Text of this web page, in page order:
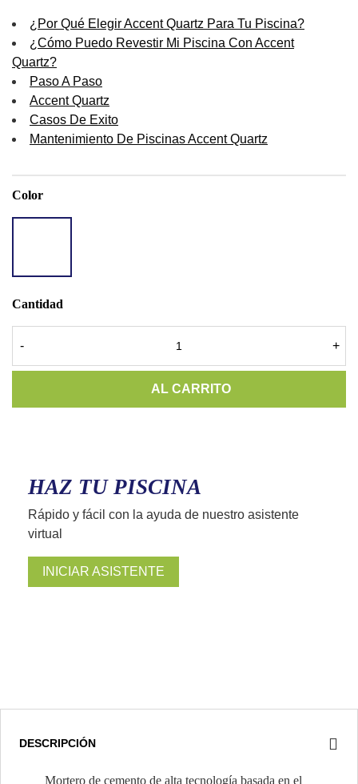
¿Por Qué Elegir Accent Quartz Para Tu Piscina?
¿Cómo Puedo Revestir Mi Piscina Con Accent
Quartz?
Paso A Paso
Accent Quartz
Casos De Exito
Mantenimiento De Piscinas Accent Quartz
Color
Cantidad
- +
AL CARRITO
HAZ TU PISCINA
Rápido y fácil con la ayuda de nuestro asistente
virtual
INICIAR ASISTENTE
DESCRIPCIÓN
Mortero de cemento de alta tecnología basada en el